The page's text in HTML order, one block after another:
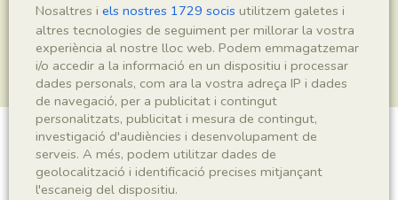
?Blattidae indet.
Nosaltres i els nostres 1729 socis utilitzem galetes i
altres tecnologies de seguiment per millorar la vostra
experiència al nostre lloc web. Podem emmagatzemar
i/o accedir a la informació en un dispositiu i processar
dades personals, com ara la vostra adreça IP i dades
de navegació, per a publicitat i contingut
personalitzats, publicitat i mesura de contingut,
investigació d'audiències i desenvolupament de
serveis. A més, podem utilitzar dades de
geolocalització i identificació precises mitjançant
l'escaneig del dispositiu.